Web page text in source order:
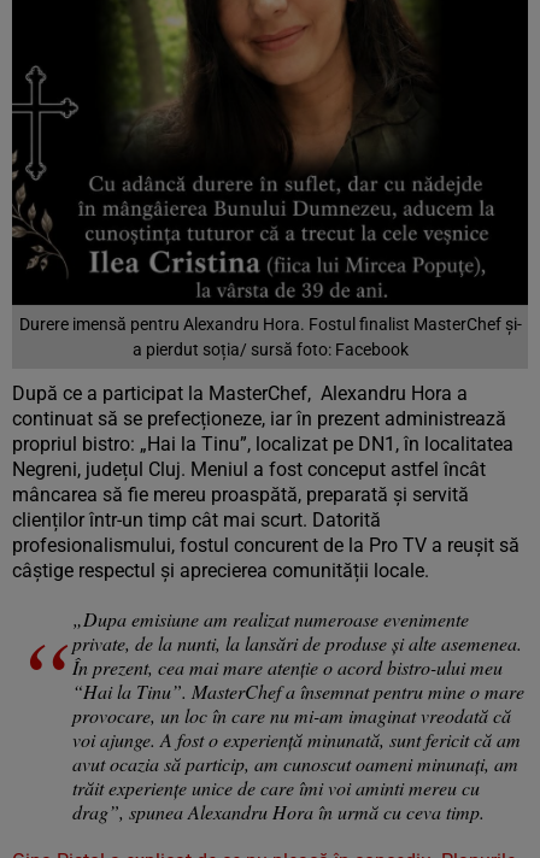
Durere imensă pentru Alexandru Hora. Fostul finalist MasterChef și-
a pierdut soția/ sursă foto: Facebook
După ce a participat la MasterChef, Alexandru Hora a
continuat să se prefecționeze, iar în prezent administrează
propriul bistro: „Hai la Tinu”, localizat pe DN1, în localitatea
Negreni, județul Cluj. Meniul a fost conceput astfel încât
mâncarea să fie mereu proaspătă, preparată și servită
clienților într-un timp cât mai scurt. Datorită
profesionalismului, fostul concurent de la Pro TV a reușit să
câștige respectul și aprecierea comunității locale.
„Dupa emisiune am realizat numeroase evenimente
private, de la nunti, la lansări de produse și alte asemenea.
În prezent, cea mai mare atenție o acord bistro-ului meu
“Hai la Tinu”. MasterChef a însemnat pentru mine o mare
provocare, un loc în care nu mi-am imaginat vreodată că
voi ajunge. A fost o experiență minunată, sunt fericit că am
avut ocazia să particip, am cunoscut oameni minunați, am
trăit experiențe unice de care îmi voi aminti mereu cu
drag”, spunea Alexandru Hora în urmă cu ceva timp.